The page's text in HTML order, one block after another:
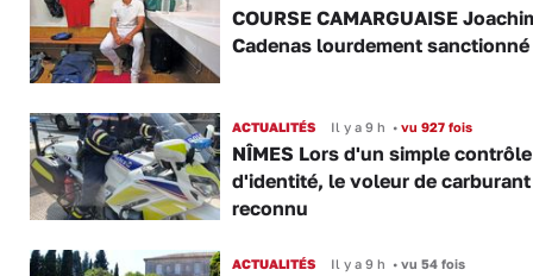
COURSE CAMARGUAISE
Cadenas lourdement sanctionné
ACTUALITÉS Il y a 9 h •vu 927 fois
NÎMES Lors d'un simple contrôle
d'identité, le voleur de
reconnu
ACTUALITÉS Il y a 9 h •vu 54 fois